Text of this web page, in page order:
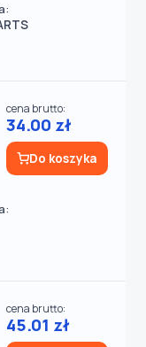
cena brutto:
34.00 zł
Do koszyka
cena brutto:
45.01 zł